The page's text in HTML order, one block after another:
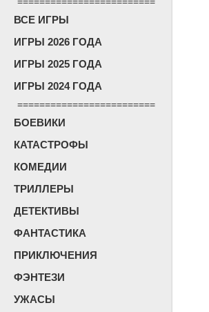
ВСЕ ИГРЫ
ИГРЫ 2026 ГОДА
ИГРЫ 2025 ГОДА
ИГРЫ 2024 ГОДА
=========================
БОЕВИКИ
КАТАСТРОФЫ
КОМЕДИИ
ТРИЛЛЕРЫ
ДЕТЕКТИВЫ
ФАНТАСТИКА
ПРИКЛЮЧЕНИЯ
ФЭНТЕЗИ
УЖАСЫ